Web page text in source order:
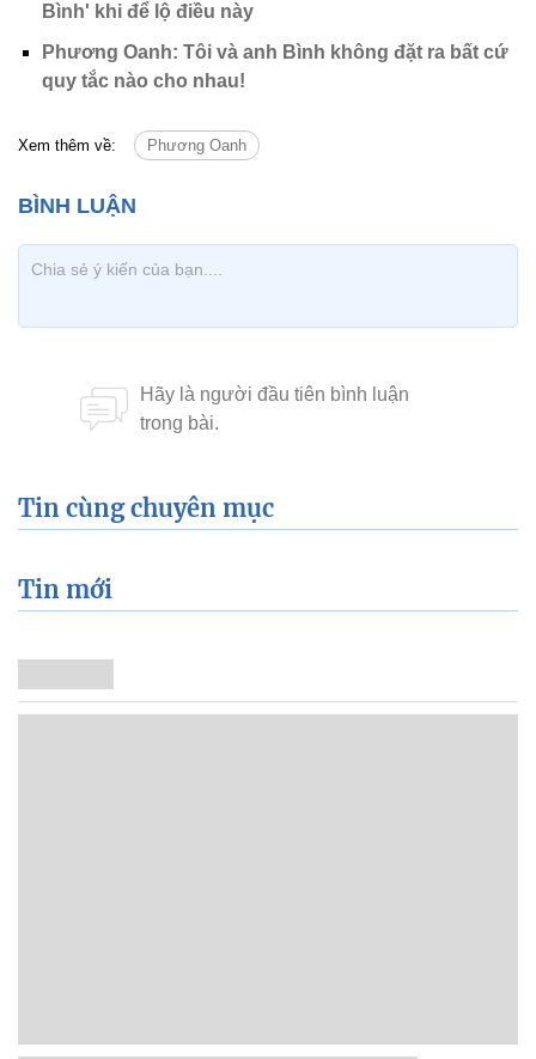
Bình' khi để lộ điều này
Phương Oanh: Tôi và anh Bình không đặt ra bất cứ
quy tắc nào cho nhau!
Xem thêm về: Phương Oanh
Tin cùng chuyên mục
Tin mới